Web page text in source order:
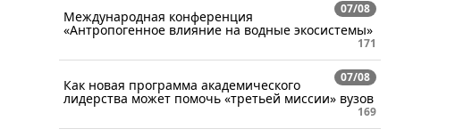
07/08
Международная конференция
«Антропогенное влияние на водные экосистемы»
171
07/08
Как новая программа академического
лидерства может помочь «третьей миссии» вузов
169